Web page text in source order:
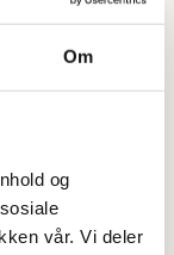
Om
og
vår. Vi deler